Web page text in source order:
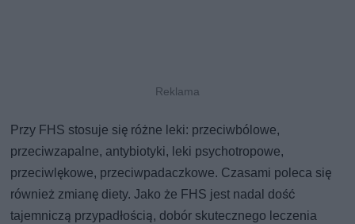
Przy FHS stosuje się różne leki: przeciwbólowe,
przeciwzapalne, antybiotyki, leki psychotropowe,
przeciwlękowe, przeciwpadaczkowe. Czasami poleca się
również zmianę diety. Jako że FHS jest nadal dość
tajemniczą przypadłością, dobór skutecznego leczenia